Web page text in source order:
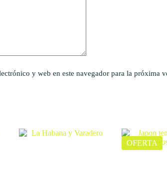
y web en este navegador para la próxima
OFERTA